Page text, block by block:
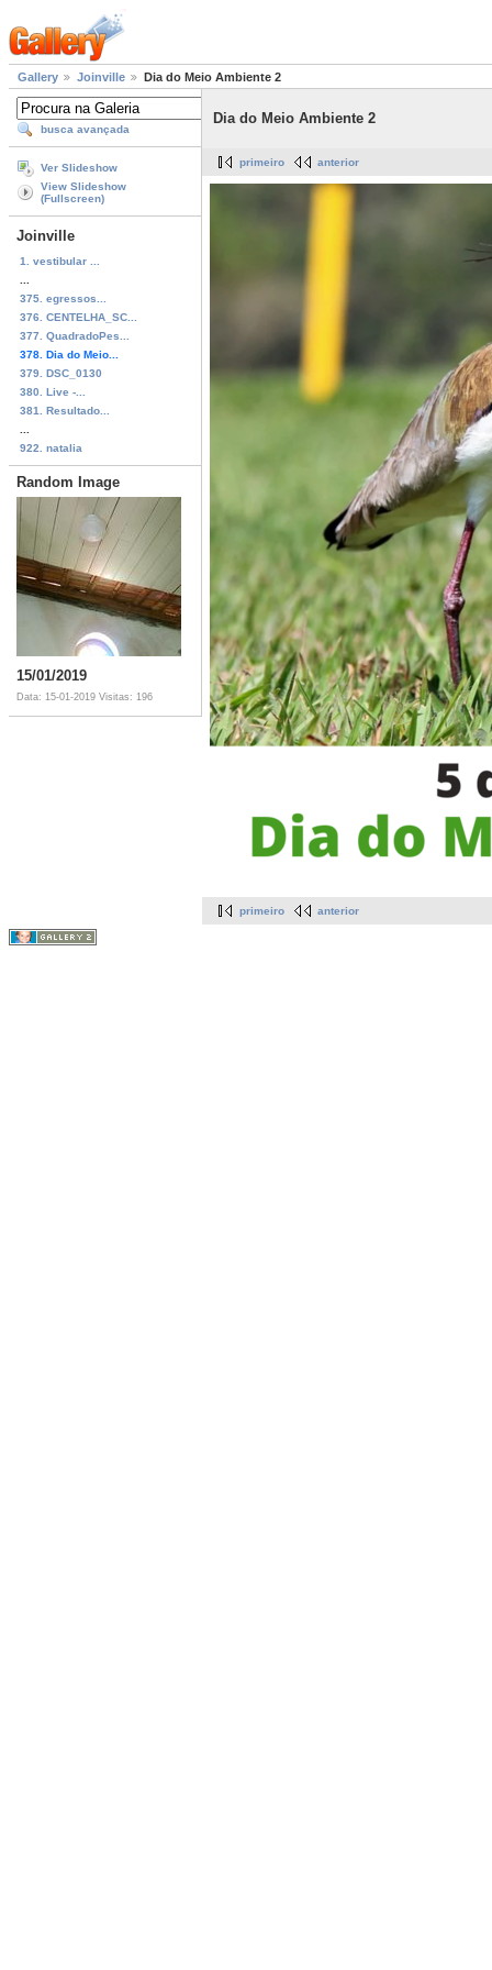
Gallery Joinville Dia do Meio Ambiente 2
busca avançada
Ver Slideshow
View Slideshow
(Fullscreen)
Joinville
1. vestibular ...
375. egressos...
376. CENTELHA_SC...
377. QuadradoPes...
378. Dia do Meio...
379. DSC_0130
380. Live -...
381. Resultado...
922. natalia
Random Image
15/01/2019
Data: 15-01-2019 Visitas: 196
Dia do Meio Ambiente 2
primeiro anterior
primeiro anterior